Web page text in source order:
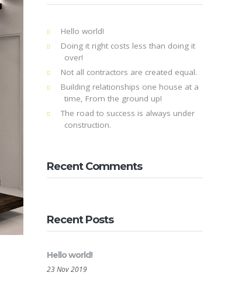
Hello world!
Doing it right costs less than doing it
over!
Not all contractors are created equal.
Building relationships one house at a
time, From the ground up!
The road to success is always under
construction.
Recent Comments
Recent Posts
Hello world!
23 Nov 2019